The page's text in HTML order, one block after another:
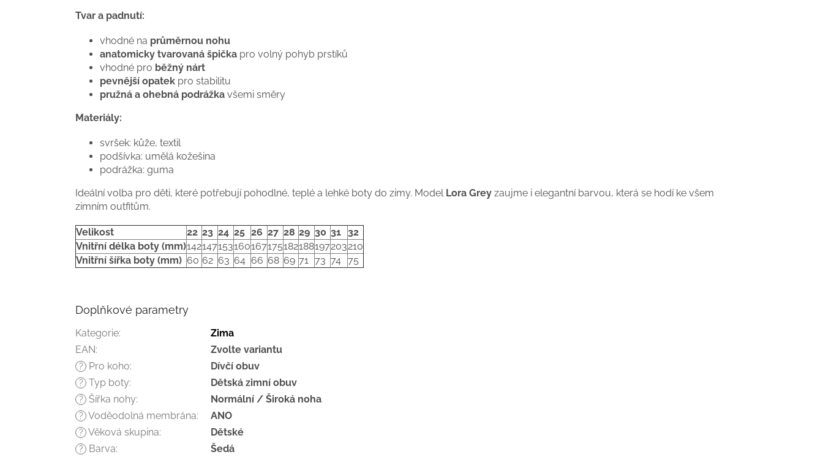
Tvar a padnutí:
vhodné na průměrnou nohu
anatomicky tvarovaná špička pro volný pohyb prstíků
vhodné pro běžný nárt
pevnější opatek pro stabilitu
pružná a ohebná podrážka všemi směry
Materiály:
svršek: kůže, textil
podšívka: umělá kožešina
podrážka: guma
Ideální volba pro děti, které potřebují pohodlné, teplé a lehké boty do zimy. Model Lora Grey zaujme i elegantní barvou, která se hodí ke všem
zimním outfitům.
Velikost 22 23 24 25 26 27 28 29 30 31 32
Vnitřní délka boty (mm)142147153160167175182188197203210
Vnitřní šířka boty (mm) 60 62 63 64 66 68 69 71 73 74 75
Doplňkové parametry
Kategorie:
Zima
EAN: Zvolte variantu
? Pro koho: Dívčí obuv
? Typ boty: Dětská zimní obuv
? Šířka nohy: Normální / Široká noha
? Voděodolná membrána: ANO
? Věková skupina: Dětské
? Barva: Šedá